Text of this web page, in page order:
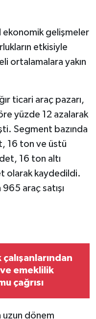
gelişmeler
etkisiyle
ortalamalara yakın
ticari araç pazarı,
yüzde 12 azalarak
Segment bazında
16 ton ve üstü
16 ton altı
olarak kaydedildi.
araç satışı
çalışanlarından
emeklilik
çağrısı
uzun dönem